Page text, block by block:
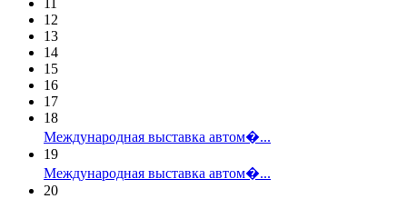
12
13
14
15
16
17
18
Международная выставка автом�...
19
Международная выставка автом�...
20